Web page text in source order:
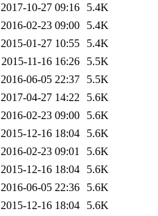
2017-10-27 09:16
5.4K
2016-02-23 09:00
5.4K
2015-01-27 10:55
5.4K
2015-11-16 16:26
5.5K
2016-06-05 22:37
5.5K
2017-04-27 14:22
5.6K
2016-02-23 09:00
5.6K
2015-12-16 18:04
5.6K
2016-02-23 09:01
5.6K
2015-12-16 18:04
5.6K
2016-06-05 22:36
5.6K
2015-12-16 18:04
5.6K